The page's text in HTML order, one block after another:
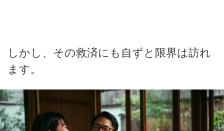
しかし、その救済にも自ずと限界は訪れ
ます。